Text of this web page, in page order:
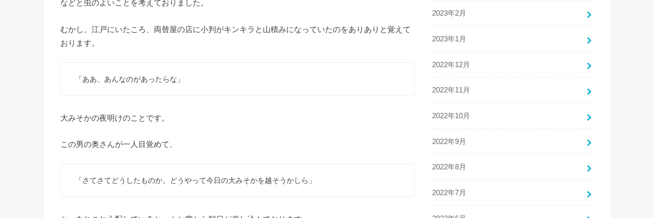
などと虫のよいことを考えておりました。
むかし、江戸にいたころ、両替屋の店に小判がキンキラと山積みになっていたのをありありと覚えて
おります。
「ああ、あんなのがあったらな」
大みそかの夜明けのことです。
この男の奥さんが一人目覚めて、
「さてさてどうしたものか。どうやって今日の大みそかを越そうかしら」
2023年2月
2023年1月
2022年12月
2022年11月
2022年10月
2022年9月
2022年8月
2022年7月